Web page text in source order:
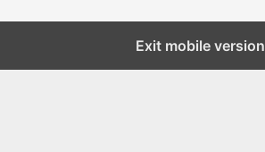
Exit mobile version